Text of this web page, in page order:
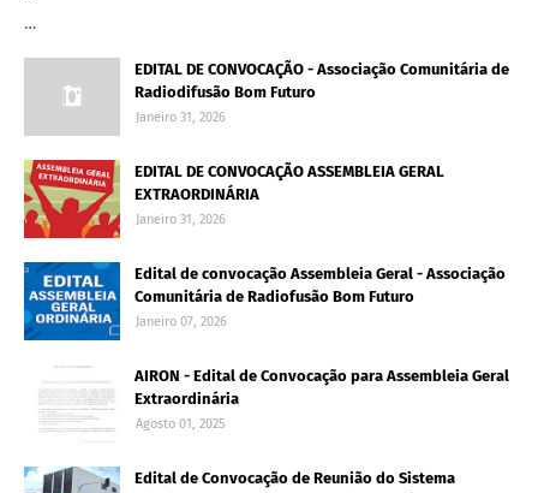
…
EDITAL DE CONVOCAÇÃO - Associação Comunitária de
Radiodifusão Bom Futuro
Janeiro 31, 2026
EDITAL DE CONVOCAÇÃO ASSEMBLEIA GERAL
EXTRAORDINÁRIA
Janeiro 31, 2026
Edital de convocação Assembleia Geral - Associação
Comunitária de Radiofusão Bom Futuro
Janeiro 07, 2026
AIRON - Edital de Convocação para Assembleia Geral
Extraordinária
Agosto 01, 2025
Edital de Convocação de Reunião do Sistema